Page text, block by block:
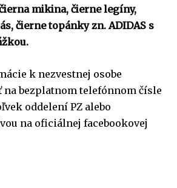
mikina, čierne legíny,
čierne topánky zn. ADIDAS s
k nezvestnej osobe
na bezplatnom telefónnom čísle
oddelení PZ alebo
na oficiálnej facebookovej